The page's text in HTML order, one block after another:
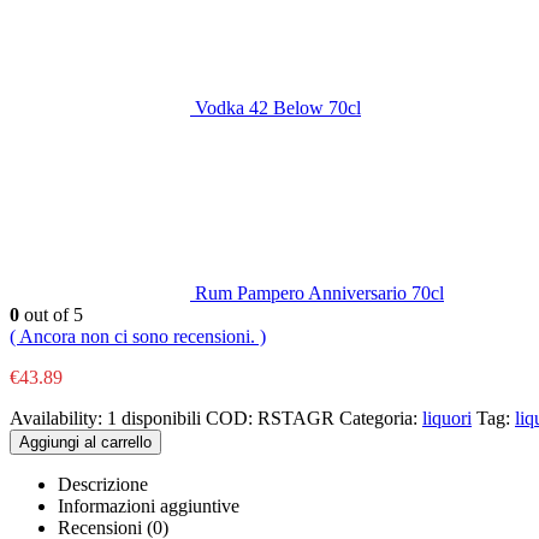
Vodka 42 Below 70cl
Rum Pampero Anniversario 70cl
0 out of 5
( Ancora non ci sono recensioni. )
€43.89
Availability: 1 disponibili COD: RSTAGR Categoria: liquori Tag:
Aggiungi al carrello
Descrizione
Informazioni aggiuntive
Recensioni (0)